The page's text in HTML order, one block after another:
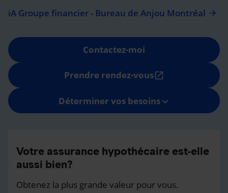
iA Groupe financier - Bureau de Anjou Montréal
Contactez-moi
Prendre rendez-vousopen_in_new
Déterminer vos besoins
Votre assurance hypothécaire est-elle
aussi bien?
Obtenez la plus grande valeur pour vous.